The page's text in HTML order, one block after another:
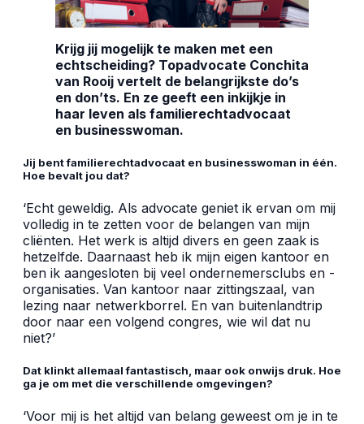
Krijg jij mogelijk te maken met een
echtscheiding? Topadvocate Conchita
van Rooij vertelt de belangrijkste do’s
en don’ts. En ze geeft een inkijkje in
haar leven als familierechtadvocaat
en businesswoman.
Jij bent familierechtadvocaat en businesswoman in één.
Hoe bevalt jou dat?
‘Echt geweldig. Als advocate geniet ik ervan om mij
volledig in te zetten voor de belangen van mijn
cliënten. Het werk is altijd divers en geen zaak is
hetzelfde. Daarnaast heb ik mijn eigen kantoor en
ben ik aangesloten bij veel ondernemersclubs en -
organisaties. Van kantoor naar zittingszaal, van
lezing naar netwerkborrel. En van buitenlandtrip
door naar een volgend congres, wie wil dat nu
niet?’
Dat klinkt allemaal fantastisch, maar ook onwijs druk. Hoe
ga je om met die verschillende omgevingen?
‘Voor mij is het altijd van belang geweest om je in te